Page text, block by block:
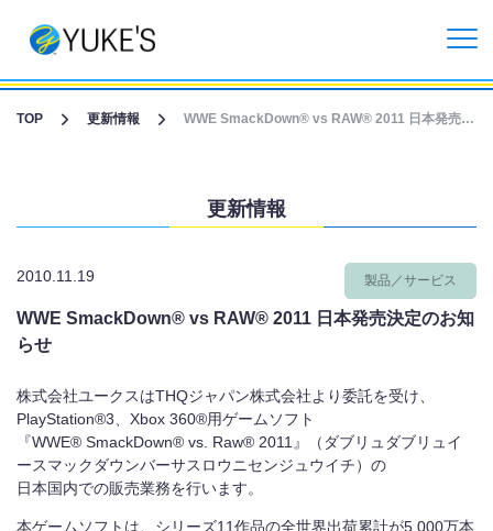
更新情報
CGライブ・XRメタバース制作
受託開発事業
リクルート情報
TOP 更新情報 WWE SmackDown® vs RAW® 2011 日本発売決定のお知らせ
更新情報
2010.11.19 製品／サービス
WWE SmackDown® vs RAW® 2011 日本発売決定のお知
らせ
株式会社ユークスはTHQジャパン株式会社より委託を受け、
PlayStation®3、Xbox 360®用ゲームソフト
『WWE® SmackDown® vs. Raw® 2011』（ダブリュダブリュイ
ースマックダウンバーサスロウニセンジュウイチ）の
日本国内での販売業務を行います。
本ゲームソフトは、シリーズ11作品の全世界出荷累計が5,000万本